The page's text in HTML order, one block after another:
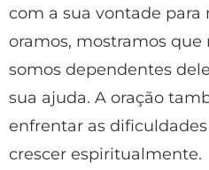
com a sua vontade para
oramos, mostramos
somos dependentes
sua ajuda. A oração
enfrentar as
crescer espiritualmente.